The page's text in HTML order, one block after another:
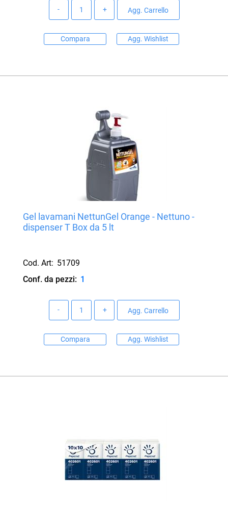
Agg. Carrello
Compara Agg. Wishlist
Gel lavamani NettunGel Orange - Nettuno -
dispenser T Box da 5 lt
Cod. Art: 51709
Conf. da pezzi: 1
Agg. Carrello
Compara Agg. Wishlist